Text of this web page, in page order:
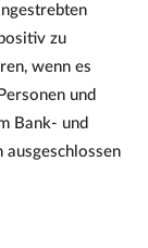
zu
wenn es
und
Bank- und
ausgeschlossen